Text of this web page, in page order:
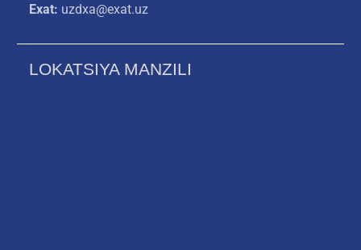
Exat: uzdxa@exat.uz
LOKATSIYA MANZILI